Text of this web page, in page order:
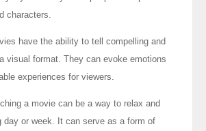
characters.
have the ability to tell compelling and
visual format. They can evoke emotions
experiences for viewers.
a movie can be a way to relax and
day or week. It can serve as a form of